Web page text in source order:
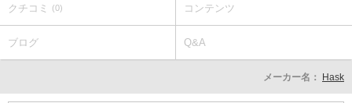
クチコミ (0) コンテンツ
ブログ Q&A
メーカー名： Hask